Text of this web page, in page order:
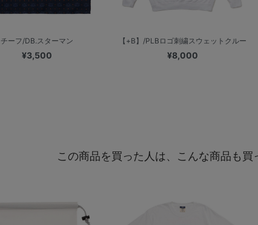
チーフ/DB.スターマン
¥3,500
【+B】/PLBロゴ刺繍スウェットクルー
¥8,000
この商品を買った人は、こんな商品も買